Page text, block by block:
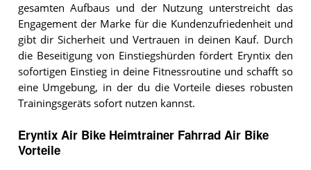
gesamten Aufbaus und der Nutzung unterstreicht das
Engagement der Marke für die Kundenzufriedenheit und
gibt dir Sicherheit und Vertrauen in deinen Kauf. Durch
die Beseitigung von Einstiegshürden fördert Eryntix den
sofortigen Einstieg in deine Fitnessroutine und schafft so
eine Umgebung, in der du die Vorteile dieses robusten
Trainingsgeräts sofort nutzen kannst.
Eryntix Air Bike Heimtrainer Fahrrad Air Bike
Vorteile